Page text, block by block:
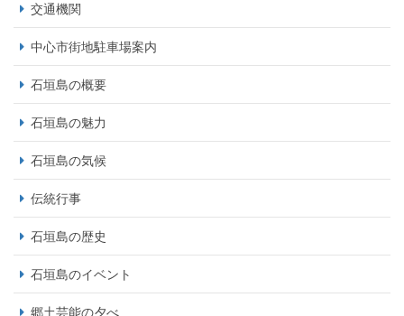
交通機関
中心市街地駐車場案内
石垣島の概要
石垣島の魅力
石垣島の気候
伝統行事
石垣島の歴史
石垣島のイベント
郷土芸能の夕べ